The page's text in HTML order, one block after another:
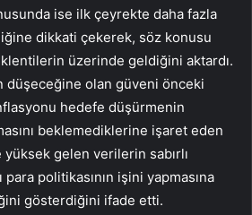
ise ilk çeyrekte daha fazla
dikkati çekerek, söz konusu
üzerinde geldiğini aktardı.
düşeceğine olan güveni önceki
hedefe düşürmenin
beklemediklerine işaret eden
gelen verilerin sabırlı
para politikasının işini yapmasına
gösterdiğini ifade etti.